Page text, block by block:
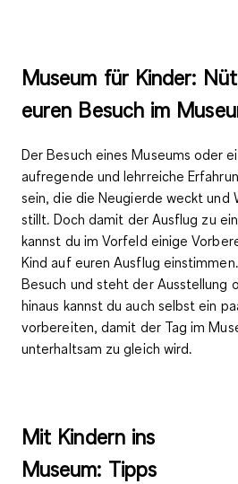
Museum für Kinder:
euren Besuch im
Der Besuch eines Museums oder
aufregende und lehrreiche
sein, die die Neugierde weckt und
stillt. Doch damit der Ausflug zu
kannst du im Vorfeld einige
Kind auf euren Ausflug einstimmen
Besuch und steht der Ausstellung
hinaus kannst du auch selbst ein
vorbereiten, damit der Tag im
unterhaltsam zu gleich wird.
Mit Kindern ins
Museum: Tipps